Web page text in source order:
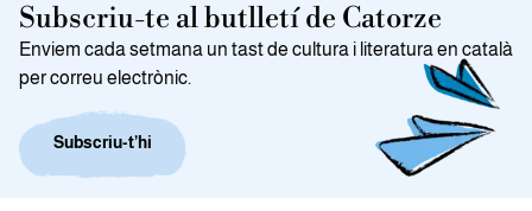
Subscriu-te al butlletí de Catorze
Enviem cada setmana un tast de cultura i literatura en català
per correu electrònic.
Subscriu-t’hi